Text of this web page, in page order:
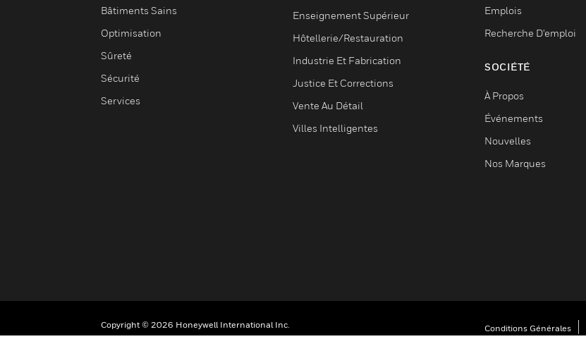
Bâtiments Sains
Optimisation
Sûreté
Sécurité
Services
Enseignement Supérieur
Hôtellerie/Restauration
Industrie Et Fabrication
Justice Et Corrections
Vente Au Détail
Villes Intelligentes
Emplois
Recherche D'emploi
SOCIÉTÉ
À Propos
Événements
Nouvelles
Nos Marques
Copyright © 2026 Honeywell International Inc. Conditions Générales